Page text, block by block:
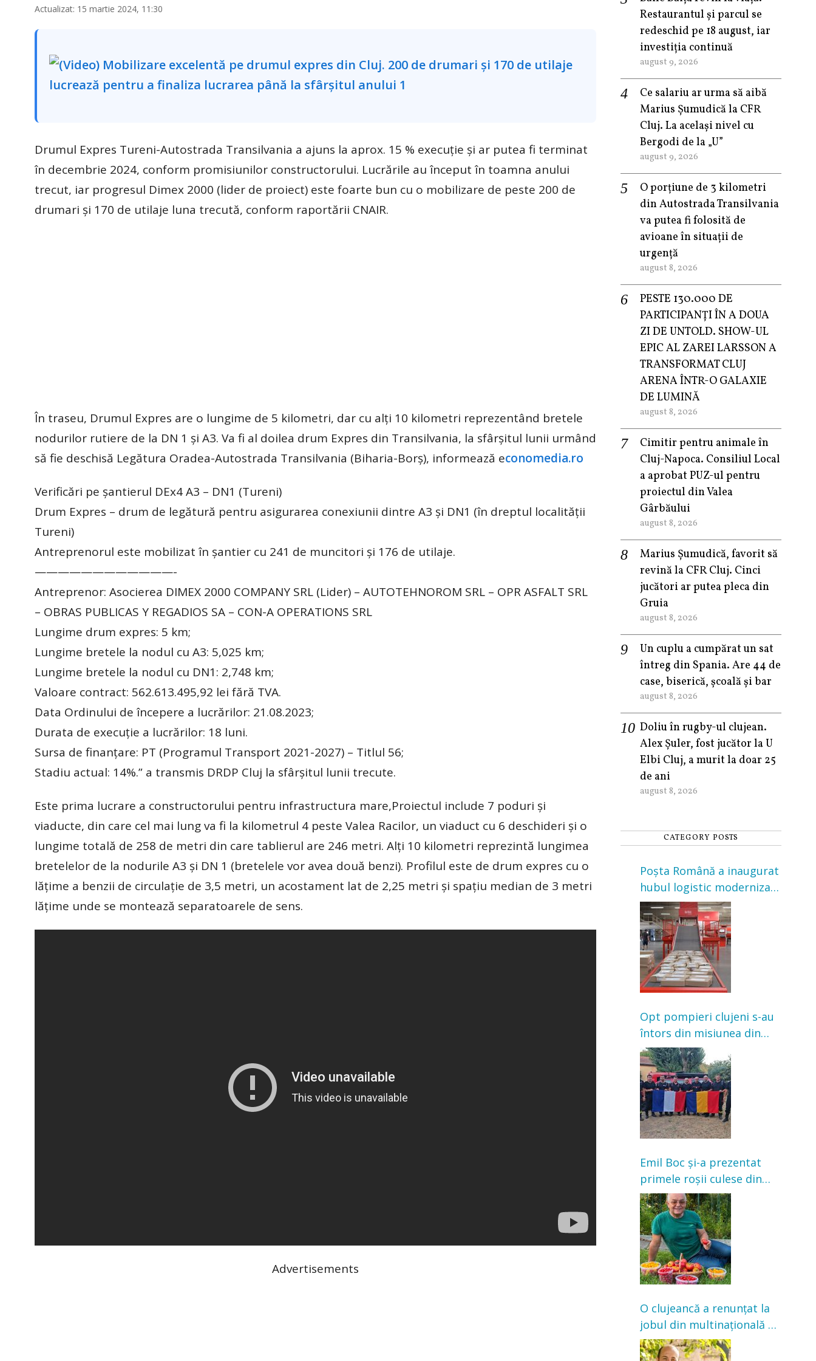
Actualizat: 15 martie 2024, 11:30
Drumul Expres Tureni-Autostrada Transilvania a ajuns la aprox. 15 % execuție și ar putea fi terminat
în decembrie 2024, conform promisiunilor constructorului. Lucrările au început în toamna anului
trecut, iar progresul Dimex 2000 (lider de proiect) este foarte bun cu o mobilizare de peste 200 de
drumari și 170 de utilaje luna trecută, conform raportării CNAIR.
În traseu, Drumul Expres are o lungime de 5 kilometri, dar cu alți 10 kilometri reprezentând bretele
nodurilor rutiere de la DN 1 și A3. Va fi al doilea drum Expres din Transilvania, la sfârșitul lunii urmând
să fie deschisă Legătura Oradea-Autostrada Transilvania (Biharia-Borș), informează economedia.ro
Verificări pe șantierul DEx4 A3 – DN1 (Tureni)
Drum Expres – drum de legătură pentru asigurarea conexiunii dintre A3 și DN1 (în dreptul localității
Tureni)
Antreprenorul este mobilizat în șantier cu 241 de muncitori și 176 de utilaje.
————————————-
Antreprenor: Asocierea DIMEX 2000 COMPANY SRL (Lider) – AUTOTEHNOROM SRL – OPR ASFALT SRL
– OBRAS PUBLICAS Y REGADIOS SA – CON-A OPERATIONS SRL
Lungime drum expres: 5 km;
Lungime bretele la nodul cu A3: 5,025 km;
Lungime bretele la nodul cu DN1: 2,748 km;
Valoare contract: 562.613.495,92 lei fără TVA.
Data Ordinului de începere a lucrărilor: 21.08.2023;
Durata de execuție a lucrărilor: 18 luni.
Sursa de finanțare: PT (Programul Transport 2021-2027) – Titlul 56;
Stadiu actual: 14%.” a transmis DRDP Cluj la sfârșitul lunii trecute.
Este prima lucrare a constructorului pentru infrastructura mare,Proiectul include 7 poduri și
viaducte, din care cel mai lung va fi la kilometrul 4 peste Valea Racilor, un viaduct cu 6 deschideri și o
lungime totală de 258 de metri din care tablierul are 246 metri. Alți 10 kilometri reprezintă lungimea
bretelelor de la nodurile A3 și DN 1 (bretelele vor avea două benzi). Profilul este de drum expres cu o
lățime a benzii de circulație de 3,5 metri, un acostament lat de 2,25 metri și spațiu median de 3 metri
lățime unde se montează separatoarele de sens.
Advertisements
Restaurantul și parcul se
redeschid pe 18 august, iar
investiția continuă
august 9, 2026
Ce salariu ar urma să aibă
Marius Șumudică la CFR
Cluj. La același nivel cu
Bergodi de la „U”
august 9, 2026
O porțiune de 3 kilometri
din Autostrada Transilvania
va putea fi folosită de
avioane în situații de
urgență
august 8, 2026
PESTE 130.000 DE
PARTICIPANȚI ÎN A DOUA
ZI DE UNTOLD. SHOW-UL
EPIC AL ZAREI LARSSON A
TRANSFORMAT CLUJ
ARENA ÎNTR-O GALAXIE
DE LUMINĂ
august 8, 2026
Cimitir pentru animale în
Cluj-Napoca. Consiliul Local
a aprobat PUZ-ul pentru
proiectul din Valea
Gârbăului
august 8, 2026
Marius Șumudică, favorit să
revină la CFR Cluj. Cinci
jucători ar putea pleca din
Gruia
august 8, 2026
Un cuplu a cumpărat un sat
întreg din Spania. Are 44 de
case, biserică, școală și bar
august 8, 2026
Doliu în rugby-ul clujean.
Alex Șuler, fost jucător la U
Elbi Cluj, a murit la doar 25
de ani
august 8, 2026
CATEGORY POSTS
Poșta Română a inaugurat
hubul logistic modernizat
din Cluj-Napoca. Investiție
de 3 milioane de euro
Opt pompieri clujeni s-au
întors din misiunea din
Franța. Au intervenit la
incendii de vegetație și
pădure
Emil Boc și-a prezentat
primele roșii culese din
grădină: „Niciun magazin
nu poate oferi această
satisfacție”
O clujeancă a renunțat la
jobul din multinațională și
s-a mutat la țară. Acum
cultivă legume în grădina